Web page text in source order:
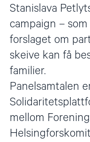
Stanislava
campaign –
forslaget om
skeive kan få
familier.
Panelsamtalen
mellom